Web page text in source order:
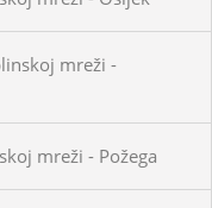
mreži -
mreži - Požega